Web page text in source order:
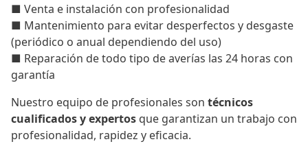
■ Venta e instalación con profesionalidad
■ Mantenimiento para evitar desperfectos y desgaste
(periódico o anual dependiendo del uso)
■ Reparación de todo tipo de averías las 24 horas con
garantía
Nuestro equipo de profesionales son técnicos
cualificados y expertos que garantizan un trabajo con
profesionalidad, rapidez y eficacia.